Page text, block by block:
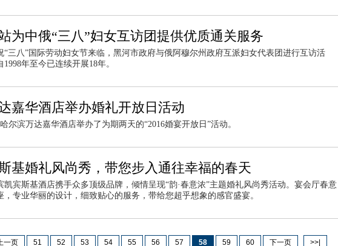
为中俄“三八”妇女互访团提供优质通关服务
“三八”国际劳动妇女节来临，黑河市政府与俄阿穆尔州政府互派妇女代表团进行互访活
年至今已连续开展18年。
嘉华酒店举办婚礼开放日活动
尔滨万达嘉华酒店举办了为期两天的“2016婚宴开放日”活动。
基婚礼风尚秀，带您步入通往幸福的春天
凯宾斯基酒店携手众多顶级品牌，倾情呈现“韵·春意浓”主题婚礼风尚秀活动。宴会厅春意
，专业华丽的设计，细致贴心的服务，带给您超乎想象的感官盛宴。
一页 51 52 53 54 55 56 57 58 59 60 下一页 >>|